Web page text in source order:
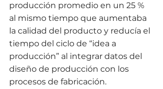
producción promedio en un 25 %
al mismo tiempo que aumentaba
la calidad del producto y reducía el
tiempo del ciclo de “idea a
producción” al integrar datos del
diseño de producción con los
procesos de fabricación.